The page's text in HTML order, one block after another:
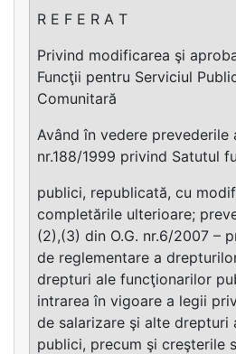
R E F E R A T
Privind modificarea şi
Funcţii pentru Serviciul
Comunitară
Având în vedere prevederile
nr.188/1999 privind Satutul
publici, republicată, cu
completările ulterioare;
(2),(3) din O.G. nr.6/2007 –
de reglementare a
drepturi ale funcţionarilor
intrarea în vigoare a legii
de salarizare şi alte drepturi
publici, precum şi creşterile